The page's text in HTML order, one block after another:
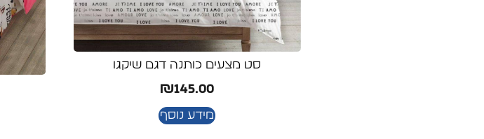
סט מצעים כותנה דגם שיקגו
₪145.00
מידע נוסף